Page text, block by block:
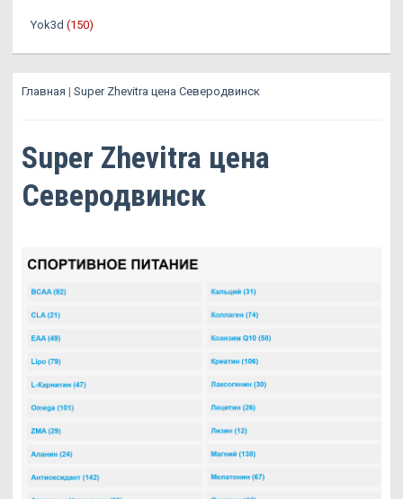
Yok3d (150)
Главная | Super Zhevitra цена Северодвинск
Super Zhevitra цена
Северодвинск